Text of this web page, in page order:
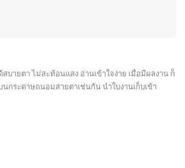
บายตา ไม่สะท้อนแสง อ่านเข้าใจง่าย เมื่อมีผลงาน ก็
กระดาษถนอมสายตาเช่นกัน นำใบงานเก็บเข้า